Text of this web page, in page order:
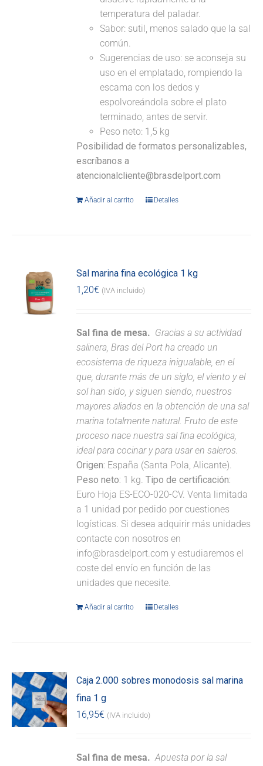
temperatura del paladar.
Sabor: sutil, menos salado que la sal
común.
Sugerencias de uso: se aconseja su
uso en el emplatado, rompiendo la
escama con los dedos y
espolvoreándola sobre el plato
terminado, antes de servir.
Peso neto: 1,5 kg
Posibilidad de formatos personalizables,
escríbanos a
atencionalcliente@brasdelport.com
Añadir al carrito Detalles
Sal marina fina ecológica 1 kg
1,20€ (IVA incluido)
Sal fina de mesa. Gracias a su actividad
salinera, Bras del Port ha creado un
ecosistema de riqueza inigualable, en el
que, durante más de un siglo, el viento y el
sol han sido, y siguen siendo, nuestros
mayores aliados en la obtención de una sal
marina totalmente natural. Fruto de este
proceso nace nuestra sal fina ecológica,
ideal para cocinar y para usar en saleros.
Origen: España (Santa Pola, Alicante).
Peso neto: 1 kg.Tipo de certificación:
Euro Hoja ES-ECO-020-CV. Venta limitada
a 1 unidad por pedido por cuestiones
logísticas. Si desea adquirir más unidades
contacte con nosotros en
info@brasdelport.com y estudiaremos el
coste del envío en función de las
unidades que necesite.
Añadir al carrito Detalles
Caja 2.000 sobres monodosis sal marina
fina 1 g
16,95€ (IVA incluido)
Sal fina de mesa. Apuesta por la sal